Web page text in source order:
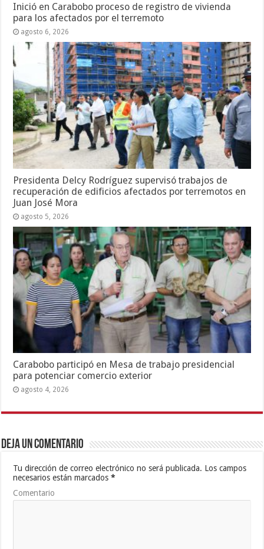
Inició en Carabobo proceso de registro de vivienda
para los afectados por el terremoto
agosto 6, 2026
Presidenta Delcy Rodríguez supervisó trabajos de
recuperación de edificios afectados por terremotos en
Juan José Mora
agosto 5, 2026
Carabobo participó en Mesa de trabajo presidencial
para potenciar comercio exterior
agosto 4, 2026
Deja un comentario
Tu dirección de correo electrónico no será publicada. Los campos
necesarios están marcados*
Comentario